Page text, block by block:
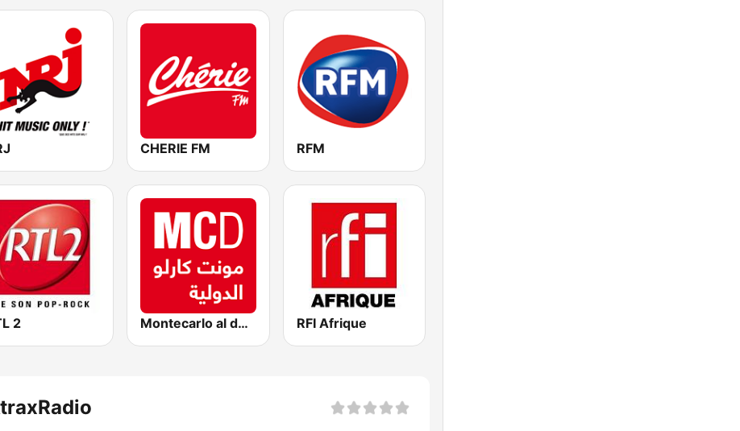
CHERIE FM RFM
2 Montecarlo al doualiya (مونت كارلو الدولية) RFI Afrique